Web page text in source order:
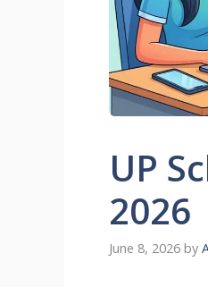
UP
2026
June 8, 2026 by